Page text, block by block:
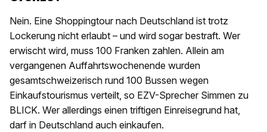
Nein. Eine Shoppingtour nach Deutschland ist trotz
Lockerung nicht erlaubt – und wird sogar bestraft. Wer
erwischt wird, muss 100 Franken zahlen. Allein am
vergangenen Auffahrtswochenende wurden
gesamtschweizerisch rund 100 Bussen wegen
Einkaufstourismus verteilt, so EZV-Sprecher Simmen zu
BLICK. Wer allerdings einen triftigen Einreisegrund hat,
darf in Deutschland auch einkaufen.